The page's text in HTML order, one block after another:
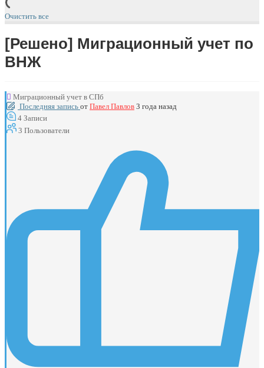
Очистить все
[Решено] Миграционный учет по
ВНЖ
Миграционный учет в СПб
Последняя запись от Павел Павлов 3 года назад
4 Записи
3 Пользователи